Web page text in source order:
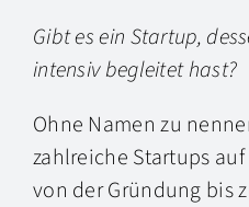
Gibt es ein Startup,
intensiv begleitet hast?
Ohne Namen zu
zahlreiche Startups
von der Gründung bis